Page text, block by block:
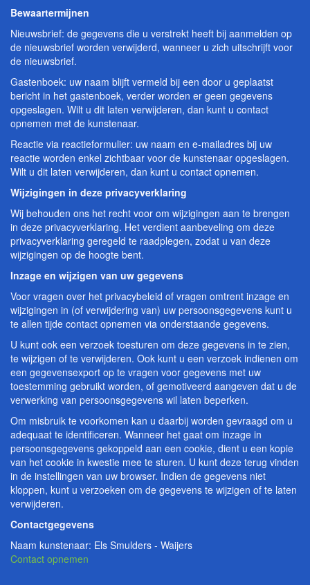
Bewaartermijnen
Nieuwsbrief: de gegevens die u verstrekt heeft bij aanmelden op
de nieuwsbrief worden verwijderd, wanneer u zich uitschrijft voor
de nieuwsbrief.
Gastenboek: uw naam blijft vermeld bij een door u geplaatst
bericht in het gastenboek, verder worden er geen gegevens
opgeslagen. Wilt u dit laten verwijderen, dan kunt u contact
opnemen met de kunstenaar.
Reactie via reactieformulier: uw naam en e-mailadres bij uw
reactie worden enkel zichtbaar voor de kunstenaar opgeslagen.
Wilt u dit laten verwijderen, dan kunt u contact opnemen.
Wijzigingen in deze privacyverklaring
Wij behouden ons het recht voor om wijzigingen aan te brengen
in deze privacyverklaring. Het verdient aanbeveling om deze
privacyverklaring geregeld te raadplegen, zodat u van deze
wijzigingen op de hoogte bent.
Inzage en wijzigen van uw gegevens
Voor vragen over het privacybeleid of vragen omtrent inzage en
wijzigingen in (of verwijdering van) uw persoonsgegevens kunt u
te allen tijde contact opnemen via onderstaande gegevens.
U kunt ook een verzoek toesturen om deze gegevens in te zien,
te wijzigen of te verwijderen. Ook kunt u een verzoek indienen om
een gegevensexport op te vragen voor gegevens met uw
toestemming gebruikt worden, of gemotiveerd aangeven dat u de
verwerking van persoonsgegevens wil laten beperken.
Om misbruik te voorkomen kan u daarbij worden gevraagd om u
adequaat te identificeren. Wanneer het gaat om inzage in
persoonsgegevens gekoppeld aan een cookie, dient u een kopie
van het cookie in kwestie mee te sturen. U kunt deze terug vinden
in de instellingen van uw browser. Indien de gegevens niet
kloppen, kunt u verzoeken om de gegevens te wijzigen of te laten
verwijderen.
Contactgegevens
Naam kunstenaar: Els Smulders - Waijers
Contact opnemen